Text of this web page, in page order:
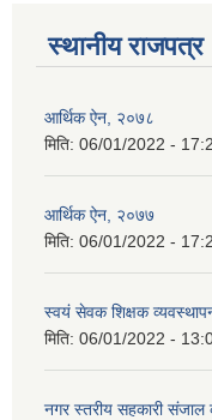
स्थानीय राजपत्र
आर्थिक ऐन, २०७८
मिति: 06/01/2022 -
आर्थिक ऐन, २०७७
मिति: 06/01/2022 -
स्वयं सेवक शिक्षक
मिति: 06/01/2022 -
नगर स्तरीय सहकारी संजाल